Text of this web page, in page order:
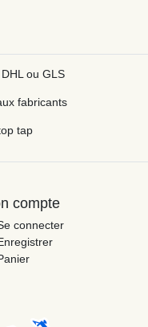
ou GLS
fabricants
tap
compte
connecter